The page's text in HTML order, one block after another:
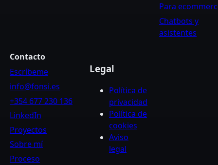
Para
Chatbots y
asistentes
Contacto
Escríbeme
info@fonsi.es
+354 677 230 136
LinkedIn
Proyectos
Sobre mí
Proceso
Legal
Política de
privacidad
Política de
cookies
Aviso
legal